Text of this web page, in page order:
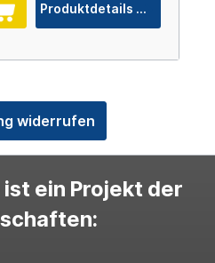
Produktdetails
widerrufen
ein Projekt der